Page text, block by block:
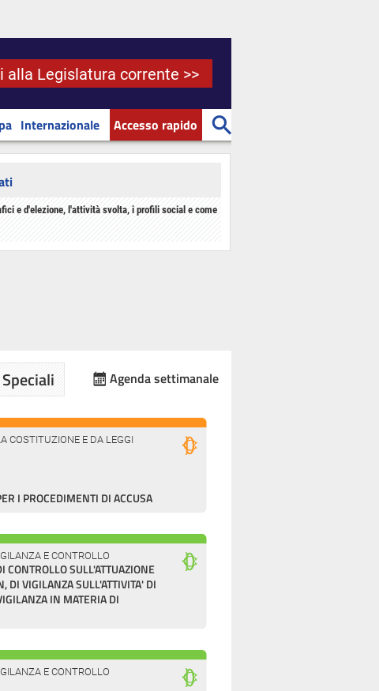
alla Legislatura corrente >>
Internazionale Accesso rapido
e d'elezione, l'attività svolta, i profili social e come
COSTITUZIONE E DA LEGGI
I PROCEDIMENTI DI ACCUSA
E CONTROLLO
CONTROLLO SULL'ATTUAZIONE
DI VIGILANZA SULL'ATTIVITA' DI
IN MATERIA DI
E CONTROLLO
Agenda settimanale
Speciali